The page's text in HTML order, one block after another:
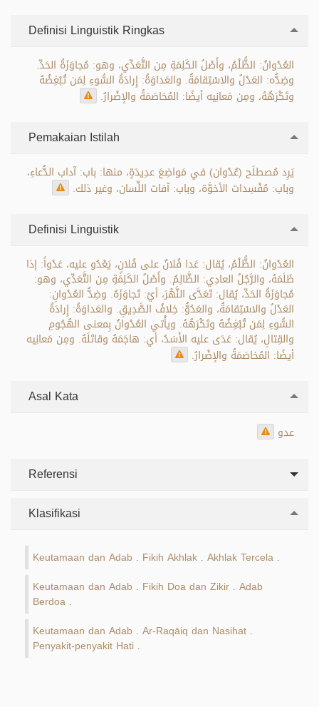
Definisi Linguistik Ringkas
العُدْوانُ: الظُّلْمُ، وأَصْلُ الكَلِمَةِ مِن التَّعَدِّي، وهو: مُجاوَزَةُ الحَدِّ.
وضِدُّه: العَدْلُ والاسْتِقامَةُ. والعَداوَةُ: إِرادَةُ السُّوءِ لِمَن تُبْغِضُهُ
وتَكْرَهُهُ، ومِن مَعانِيه أيضًا: المُخاصَمَةُ والإضْرارُ.
Pemakaian Istilah
يَرِد مُصطلَح (عُدْوان) في مَواضِعَ عدِيدَةٍ، منها: باب: آداب الدُّعاءِ،
وباب: مُفْسِدات الأخوَّة، وباب: آفات اللِّسان، وغير ذلك.
Definisi Linguistik
العُدْوانُ: الظُّلْمُ، يُقال: عَدا فُلانٌ على فُلانٍ، يَعْدُو عليه، عَدْواً: إذا
ظَلَمَهُ، والرَّجُلُ العادِي: الظَّالِمُ. وأَصْلُ الكَلِمَةِ مِن التَّعَدِّي، وهو:
مُجاوَزَةُ الحَدِّ، يُقال: تَعَدَّى النَّهْرَ، أيْ: تَجاوَزَهُ. وضِدُّ العُدْوانِ:
العَدْلُ والاسْتِقامَةُ، والعَدُوُّ: خِلافُ الصَّدِيقِ. والعَداوَةُ: إِرادَةُ
السُّوءِ لِمَن تُبْغِضُهُ وتَكْرَهُهُ. ويأْتي العُدْوانُ بِمعنى الهُجُومِ
والقِتالِ، يُقال: عَدَى عليه الأَسَدُ، أي: هاجَمَهُ وقاتَلَهُ. ومِن مَعانِيه
أيضًا: المُخاصَمَةُ والإضْرارُ.
Asal Kata
عدو
Referensi
Klasifikasi
Keutamaan dan Adab Fikih Akhlak Akhlak Tercela
Keutamaan dan Adab Fikih Doa dan Zikir Adab
Berdoa
Keutamaan dan Adab Ar-Raqāiq dan Nasihat
Penyakit-penyakit Hati